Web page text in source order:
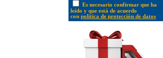
Es necesario confirmar que ha
leído y que está de acuerdo
con política de protección de datos